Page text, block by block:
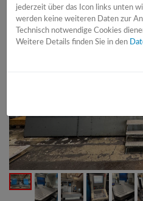
jederzeit über das Icon links unten
werden keine weiteren Daten zur
Technisch notwendige Cookies
Weitere Details finden Sie in den